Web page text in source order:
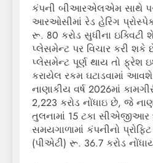
કંપની બીઆરએલએમ સાથે
આરઓસીમાં રેડ હેરિંગ
રૂ. 80 કરોડ સુધીના
પ્લેસમેન્ટ પર વિચાર કરી
પ્લેસમેન્ટ પૂર્ણ થાય તો ફ્રેશ
કરાયેલ રકમ ઘટાડવામાં
નાણાકીય વર્ષ 2026માં
2,223 કરોડ નોંધાઇ છે, જે
તુલનામાં 15 ટકા સીએજીઆર
સમયગાળામાં કંપનીનો
(પીએટી) રૂ. 36.7 કરોડ